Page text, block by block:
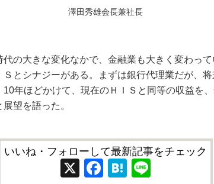
澤田秀雄会長兼社長
の大きな変化なかで、金融業も大きく変わっ
Ｓとシナジーがある。まずは銀行代理業だが、
10年ほどかけて、現在のＨＩＳと同等の収益を
望を語った。
いいね・フォローして最新記事をチェック
X Facebook
Hatena